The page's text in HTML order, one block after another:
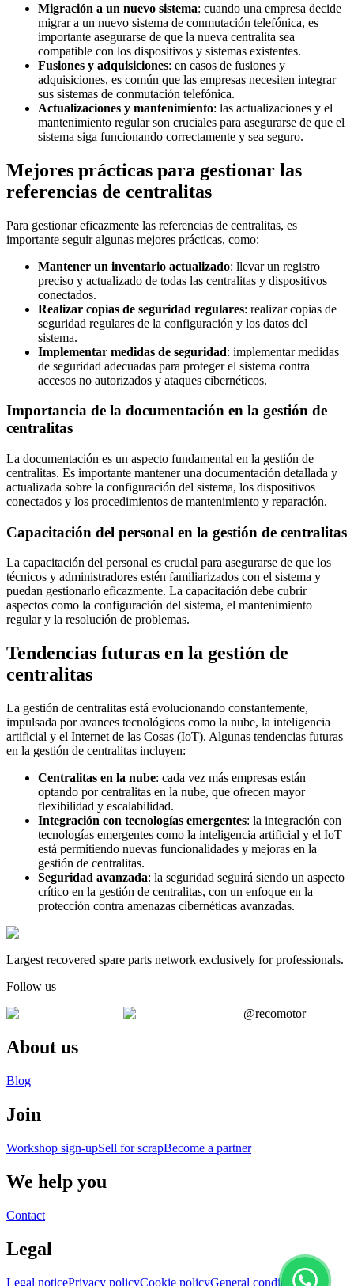
Migración a un nuevo sistema: cuando una empresa decide
migrar a un nuevo sistema de conmutación telefónica, es
importante asegurarse de que la nueva centralita sea
compatible con los dispositivos y sistemas existentes.
Fusiones y adquisiciones: en casos de fusiones y
adquisiciones, es común que las empresas necesiten integrar
sus sistemas de conmutación telefónica.
Actualizaciones y mantenimiento: las actualizaciones y el
mantenimiento regular son cruciales para asegurarse de que el
sistema siga funcionando correctamente y sea seguro.
Mejores prácticas para gestionar las
referencias de centralitas
Para gestionar eficazmente las referencias de centralitas, es
importante seguir algunas mejores prácticas, como:
Mantener un inventario actualizado: llevar un registro
preciso y actualizado de todas las centralitas y dispositivos
conectados.
Realizar copias de seguridad regulares: realizar copias de
seguridad regulares de la configuración y los datos del
sistema.
Implementar medidas de seguridad: implementar medidas
de seguridad adecuadas para proteger el sistema contra
accesos no autorizados y ataques cibernéticos.
Importancia de la documentación en la gestión de
centralitas
La documentación es un aspecto fundamental en la gestión de
centralitas. Es importante mantener una documentación detallada y
actualizada sobre la configuración del sistema, los dispositivos
conectados y los procedimientos de mantenimiento y reparación.
Capacitación del personal en la gestión de centralitas
La capacitación del personal es crucial para asegurarse de que los
técnicos y administradores estén familiarizados con el sistema y
puedan gestionarlo eficazmente. La capacitación debe cubrir
aspectos como la configuración del sistema, el mantenimiento
regular y la resolución de problemas.
Tendencias futuras en la gestión de
centralitas
La gestión de centralitas está evolucionando constantemente,
impulsada por avances tecnológicos como la nube, la inteligencia
artificial y el Internet de las Cosas (IoT). Algunas tendencias futuras
en la gestión de centralitas incluyen:
Centralitas en la nube: cada vez más empresas están
optando por centralitas en la nube, que ofrecen mayor
flexibilidad y escalabilidad.
Integración con tecnologías emergentes: la integración con
tecnologías emergentes como la inteligencia artificial y el IoT
está permitiendo nuevas funcionalidades y mejoras en la
gestión de centralitas.
Seguridad avanzada: la seguridad seguirá siendo un aspecto
crítico en la gestión de centralitas, con un enfoque en la
protección contra amenazas cibernéticas avanzadas.
Largest recovered spare parts network exclusively for professionals.
Follow us
@recomotor
About us
Blog
Join
Workshop sign-upSell for scrapBecome a partner
We help you
Contact
Legal
Legal noticePrivacy policyCookie policyGeneral conditions